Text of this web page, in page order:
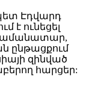
Էդվարդ
է ունեցել
ընթացքում
զինված
հարցեր: